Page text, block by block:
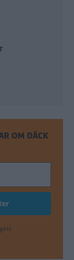
OM DÄCK